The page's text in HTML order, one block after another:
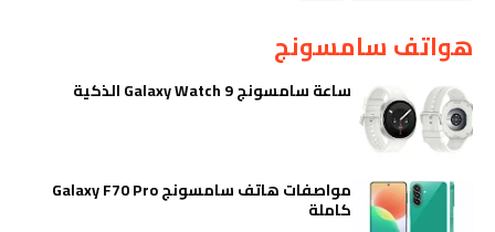
هواتف سامسونج
ساعة سامسونج Galaxy Watch 9 الذكية
مواصفات هاتف سامسونج Galaxy F70 Pro
كاملة